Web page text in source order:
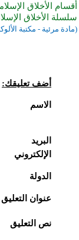
أقسام الأخلاق
سلسلة الأخلاق
(مادة مرئية - مكتبة
أضف تعليقك:
الاسم
البريد
الإلكتروني
الدولة
عنوان التعليق
نص التعليق